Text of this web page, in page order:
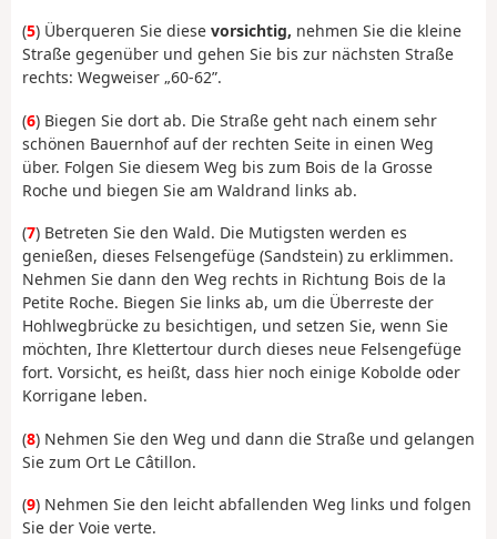
(5) Überqueren Sie diese vorsichtig, nehmen Sie die kleine
Straße gegenüber und gehen Sie bis zur nächsten Straße
rechts: Wegweiser „60-62”.
(6) Biegen Sie dort ab. Die Straße geht nach einem sehr
schönen Bauernhof auf der rechten Seite in einen Weg
über. Folgen Sie diesem Weg bis zum Bois de la Grosse
Roche und biegen Sie am Waldrand links ab.
(7) Betreten Sie den Wald. Die Mutigsten werden es
genießen, dieses Felsengefüge (Sandstein) zu erklimmen.
Nehmen Sie dann den Weg rechts in Richtung Bois de la
Petite Roche. Biegen Sie links ab, um die Überreste der
Hohlwegbrücke zu besichtigen, und setzen Sie, wenn Sie
möchten, Ihre Klettertour durch dieses neue Felsengefüge
fort. Vorsicht, es heißt, dass hier noch einige Kobolde oder
Korrigane leben.
(8) Nehmen Sie den Weg und dann die Straße und gelangen
Sie zum Ort Le Câtillon.
(9) Nehmen Sie den leicht abfallenden Weg links und folgen
Sie der Voie verte.